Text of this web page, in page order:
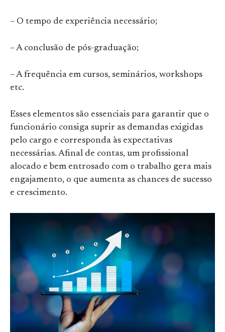
– O tempo de experiência necessário;
– A conclusão de pós-graduação;
– A frequência em cursos, seminários, workshops
etc.
Esses elementos são essenciais para garantir que o
funcionário consiga suprir as demandas exigidas
pelo cargo e corresponda às expectativas
necessárias. Afinal de contas, um profissional
alocado e bem entrosado com o trabalho gera mais
engajamento, o que aumenta as chances de sucesso
e crescimento.